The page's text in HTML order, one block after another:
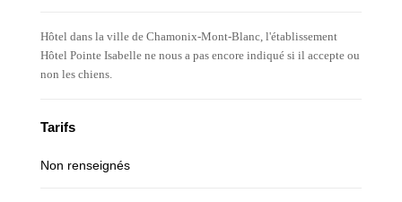
Hôtel dans la ville de Chamonix-Mont-Blanc, l'établissement
Hôtel Pointe Isabelle ne nous a pas encore indiqué si il accepte ou
non les chiens.
Tarifs
Non renseignés